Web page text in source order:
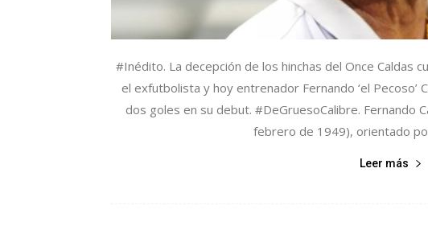
#Inédito. La decepción de los hinchas del Once Caldas
el exfutbolista y hoy entrenador Fernando ‘el
dos goles en su debut. #DeGruesoCalibre. Fernando
febrero de 1949), orientado
Leer más